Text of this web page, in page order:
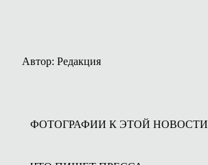
Автор: Редакция
ФОТОГРАФИИ К ЭТОЙ НОВОСТИ